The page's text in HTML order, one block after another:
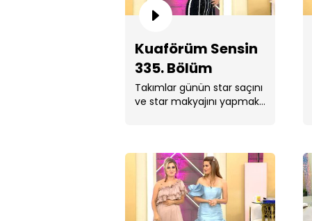
Kuaförüm Sensin
335. Bölüm
Takımlar günün star saçını
ve star makyajını yapmak